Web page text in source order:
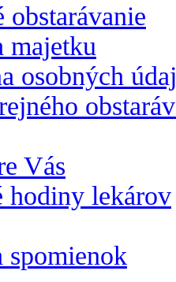
obstarávanie
majetku
osobných
Vás
hodiny lekárov
spomienok